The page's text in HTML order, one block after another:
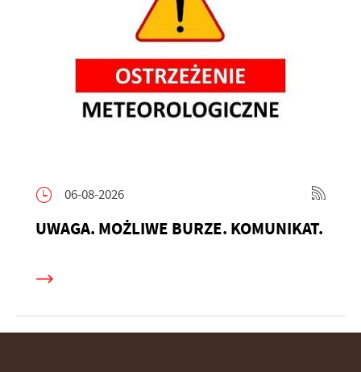
06-08-2026
UWAGA. MOŻLIWE BURZE. KOMUNIKAT.